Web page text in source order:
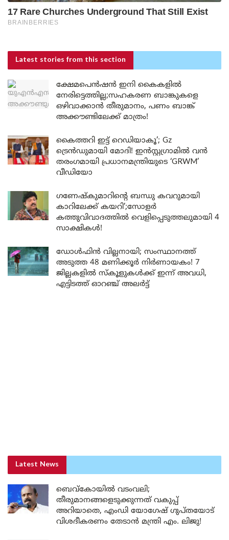
Latest stories from this section
ക്ഷേമപെൻഷൻ ഇനി കൈകളിൽ
നേരിട്ടെത്തില്ല;സഹകരണ ബാങ്കുകളെ
ഒഴിവാക്കാൻ തീരുമാനം, പണം ബാങ്ക്
അക്കൗണ്ടിലേക്ക് മാത്രം!
കൈത്തറി ഇട്ട് റെഡിയാകൂ’; Gz
ട്രെൻഡുമായി മോദി! ഇൻസ്റ്റഗ്രാമിൽ വൻ
തരംഗമായി പ്രധാനമന്ത്രിയുടെ ‘GRWM’
വീഡിയോ
ഗണേഷ്കുമാറിന്റെ ബന്ധു കവറുമായി
കാറിലേക്ക് കയറി’;സോളർ
കത്തുവിവാദത്തിൽ വെളിപ്പെടുത്തലുമായി 4
സാക്ഷികൾ!
ഡോൾഫിൻ വില്ലനായി; സംസ്ഥാനത്ത്
അടുത്ത 48 മണിക്കൂർ നിർണായകം! 7
ജില്ലകളിൽ സ്കൂളുകൾക്ക് ഇന്ന് അവധി,
എട്ടിടത്ത് ഓറഞ്ച് അലർട്ട്
Latest News
ബെവ്കോയിൽ വടംവലി;
തീരുമാനങ്ങളെടുക്കുന്നത് വകുപ്പ്
അറിയാതെ, എംഡി യോഗേഷ് ഗുപ്തയോട്
വിശദീകരണം തേടാൻ മന്ത്രി എം. ലിജു!